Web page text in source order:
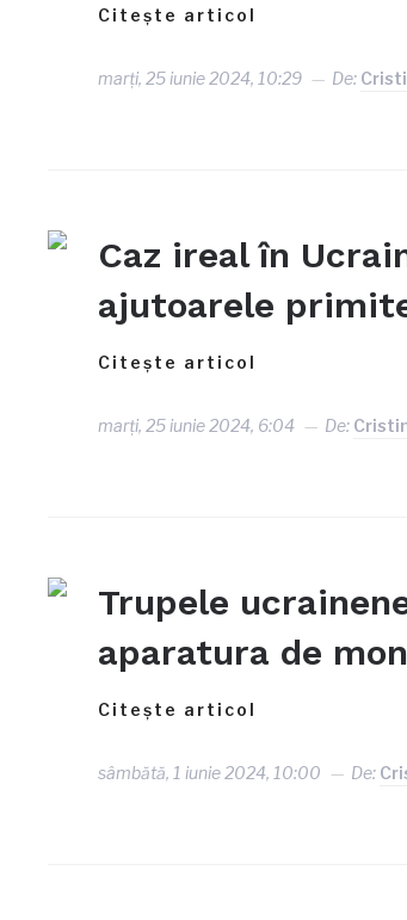
Citește articol
marți, 25 iunie 2024, 10:29 De:
Caz ireal în
ajutoarele
Citește articol
marți, 25 iunie 2024, 6:04 De:
Trupele
aparatura de
Citește articol
sâmbătă, 1 iunie 2024, 10:00 De: